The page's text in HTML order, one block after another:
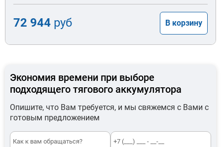
72 944 руб В корзину
Экономия времени при выборе
подходящего тягового аккумулятора
Опишите, что Вам требуется, и мы свяжемся с Вами с
готовым предложением